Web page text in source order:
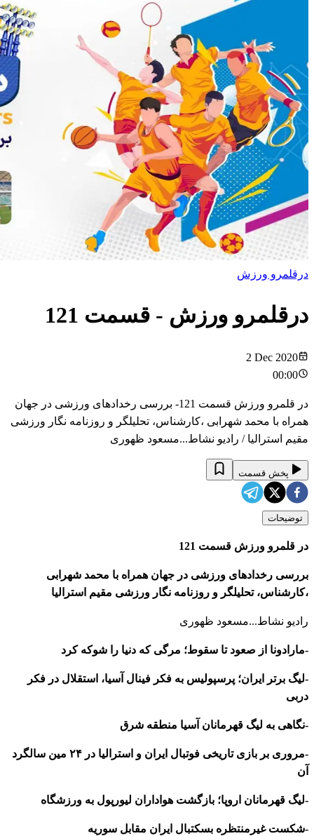
درقلمرو ورزش
درقلمرو ورزش - قسمت 121
2 Dec 2020
00:00
در قلمرو ورزش قسمت 121- بررسی رخدادهای ورزشی در جهان
همراه با محمد شهرابی ،کارشناس، تحلیلگر و روزنامه نگار ورزشی
مقیم استرالیا / رادیو نشاط...مسعود ظهوری
پخش قسمت
توضیحات
در قلمرو ورزش قسمت 121
بررسی رخدادهای ورزشی در جهان همراه با محمد شهرابی
،کارشناس، تحلیلگر و روزنامه نگار ورزشی مقیم استرالیا
رادیو نشاط...مسعود ظهوری
-مارادونا از صعود تا سقوط؛ مرگی که دنیا را شوکه کرد
-لیگ برتر ایران؛ پرسپولیس به فکر فینال آسیا، استقلال در فکر
دربی
-نگاهی به لیگ قهرمانان آسیا منطقه شرق
-مروری بر بازی تاریخی فوتبال ایران و استرالیا در ۲۴ مین سالگرد
آن
-لیگ قهرمانان اروپا؛ بازگشت هواداران لیورپول به ورزشگاه
-شکست غیرمنتظره بسکتبال ایران مقابل سوریه